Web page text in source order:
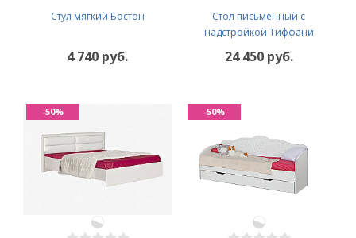
Стул мягкий Бостон
4 740 руб.
Стол письменный с
надстройкой Тиффани
24 450 руб.
-50% -50%